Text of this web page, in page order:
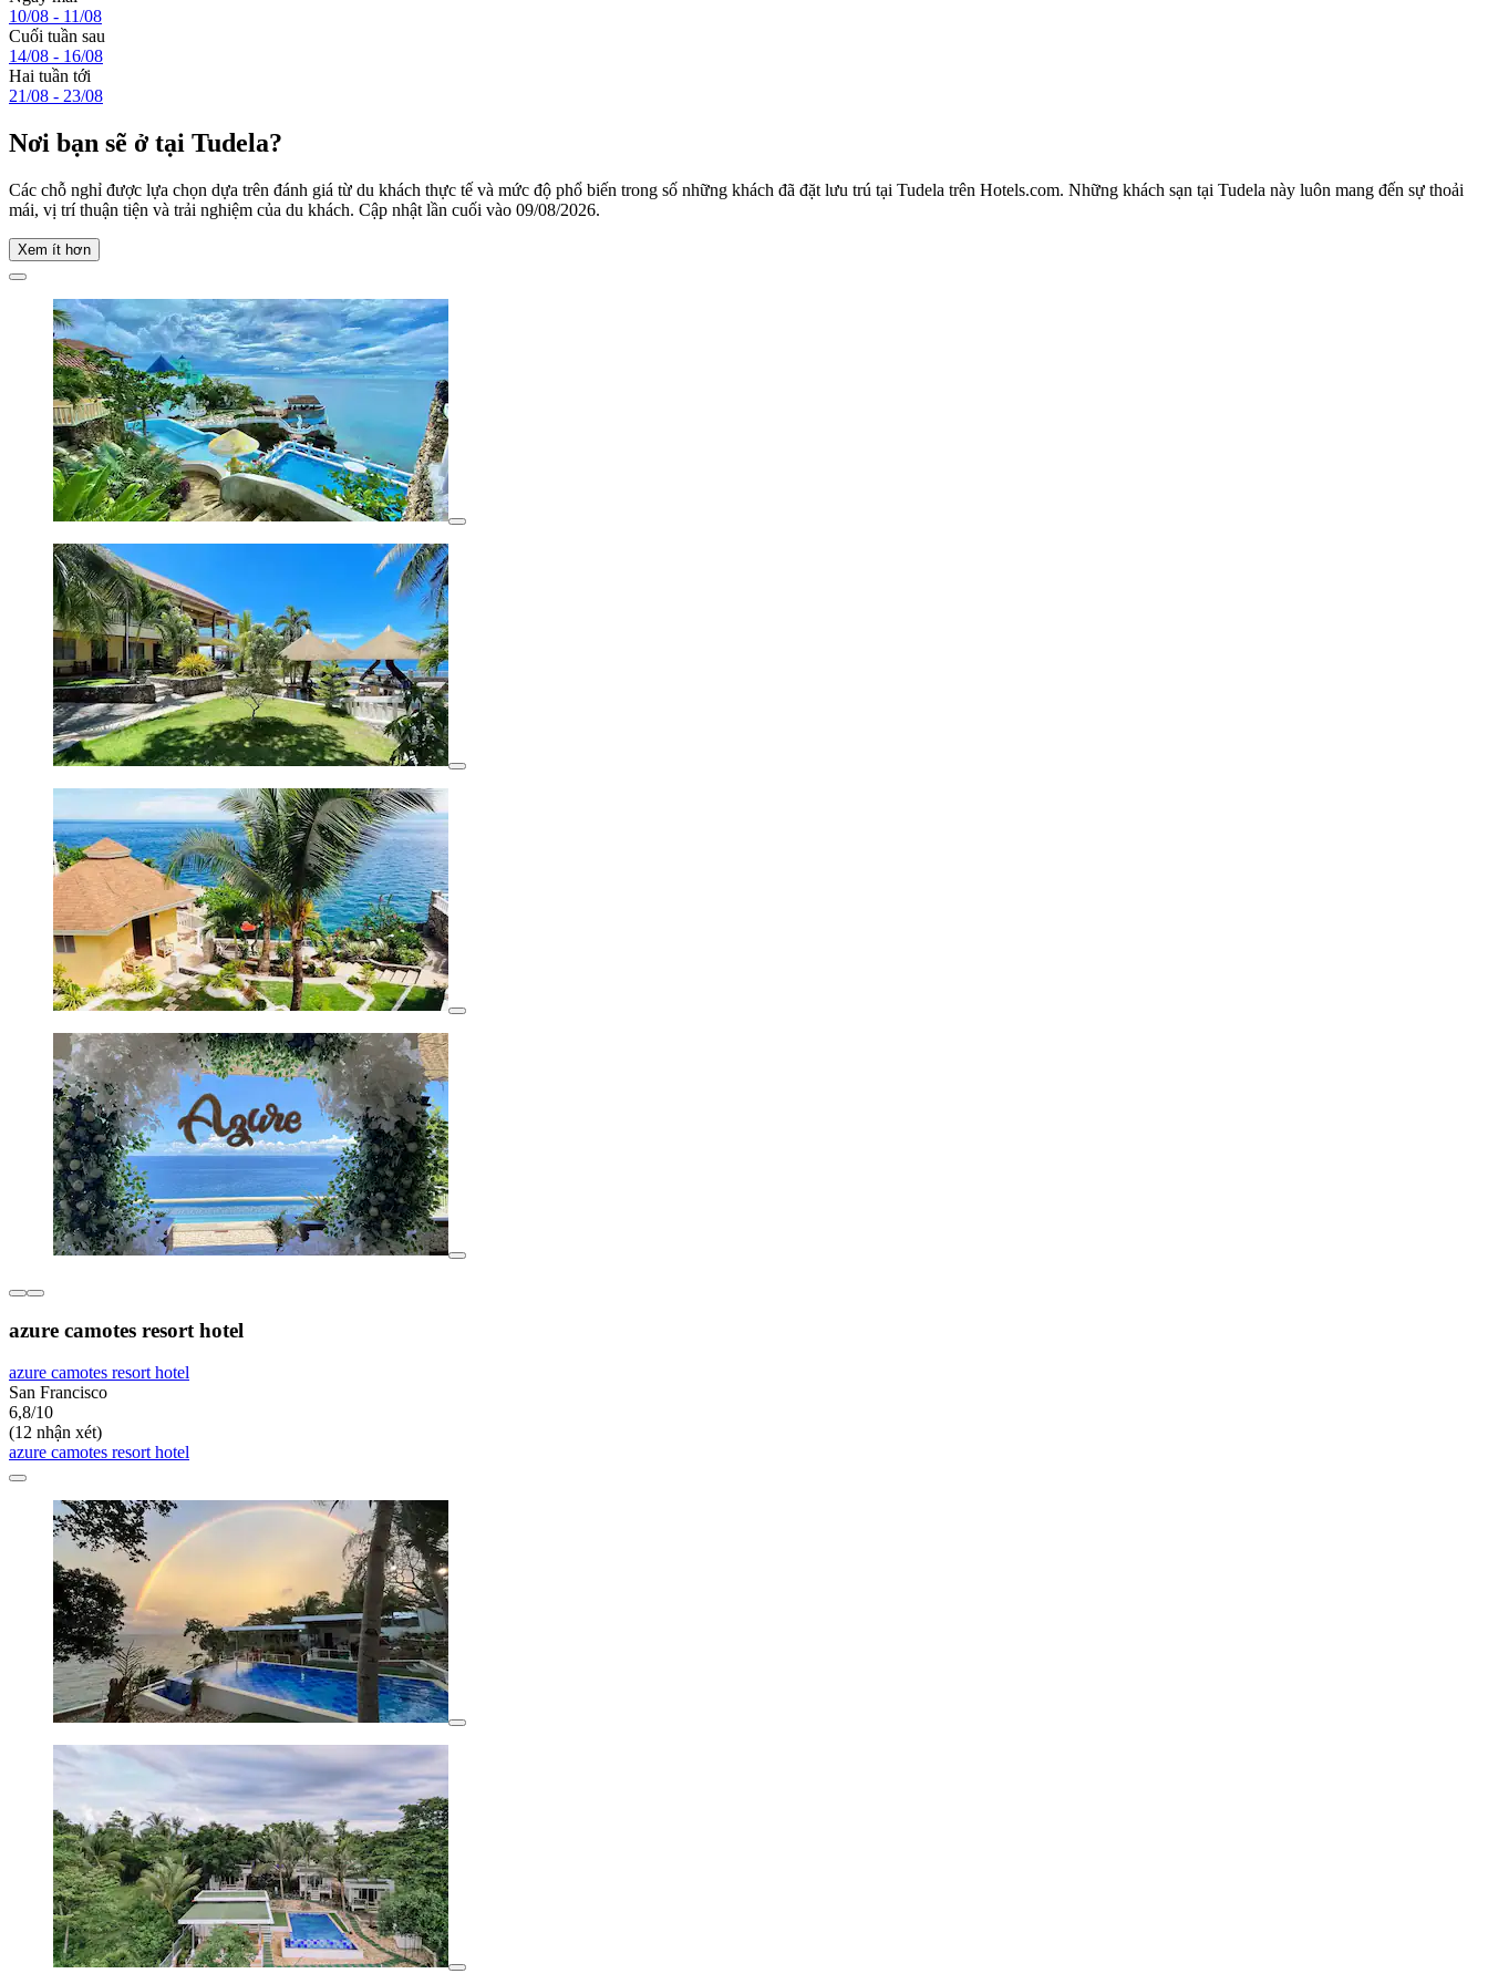
10/08 - 11/08
Cuối tuần sau
14/08 - 16/08
Hai tuần tới
21/08 - 23/08
Nơi bạn sẽ ở tại Tudela?
Các chỗ nghỉ được lựa chọn dựa trên đánh giá từ du khách thực tế và mức độ phổ biến trong số những khách đã đặt lưu trú tại Tudela trên Hotels.com. Những khách sạn tại Tudela này luôn mang đến sự thoải
mái, vị trí thuận tiện và trải nghiệm của du khách. Cập nhật lần cuối vào 09/08/2026.
Xem ít hơn
azure camotes resort hotel
azure camotes resort hotel
San Francisco
6,8/10
(12 nhận xét)
azure camotes resort hotel